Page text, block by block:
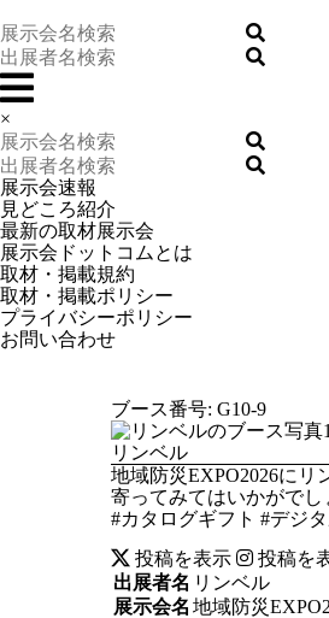
×
展示会速報
見どころ紹介
最新の取材展示会
展示会ドットコムとは
取材・掲載規約
取材・掲載ポリシー
プライバシーポリシー
お問い合わせ
ブース番号: G10-9
リンベル
地域防災EXPO2026に
寄ってみてはいかがでし
#カタログギフト #デジ
投稿を表示
投稿を
出展者名 リンベル
展示会名 地域防災